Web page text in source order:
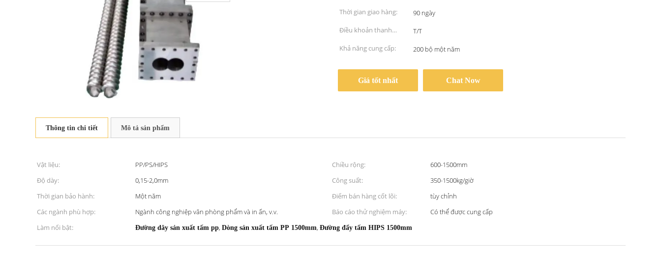
Thời gian giao hàng:
90 ngày
Điều khoản thanh
toán:
T/T
Khả năng cung cấp:
200 bộ một năm
Giá tốt nhất Chat Now
Thông tin chi tiết Mô tả sản phẩm
Vật liệu: PP/PS/HIPS Chiều rộng:
600-1500mm
Độ dày:
0,15-2,0mm Công suất:
350-1500kg/giờ
Thời gian bảo hành:
Một năm Điểm bán hàng cốt lõi:
tùy chỉnh
Các ngành phù hợp:
Ngành công nghiệp văn phòng phẩm và in ấn, v.v. Báo cáo thử nghiệm máy:
Có thể được cung cấp
Làm nổi bật:
Đường dây sản xuất tấm pp, Dòng sản xuất tấm PP 1500mm, Đường đẩy tấm HIPS 1500mm